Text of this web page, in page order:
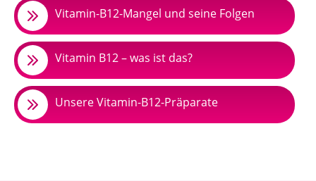
Vitamin-B12-Mangel und seine Folgen
Vitamin B12 – was ist das?
Unsere Vitamin-B12-Präparate